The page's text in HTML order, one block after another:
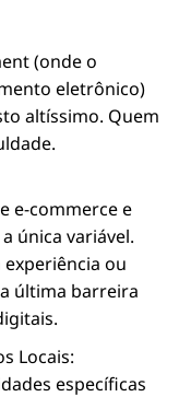
(onde o
eletrônico)
altíssimo. Quem
e-commerce e
única variável.
ou
última barreira
Locais:
específicas